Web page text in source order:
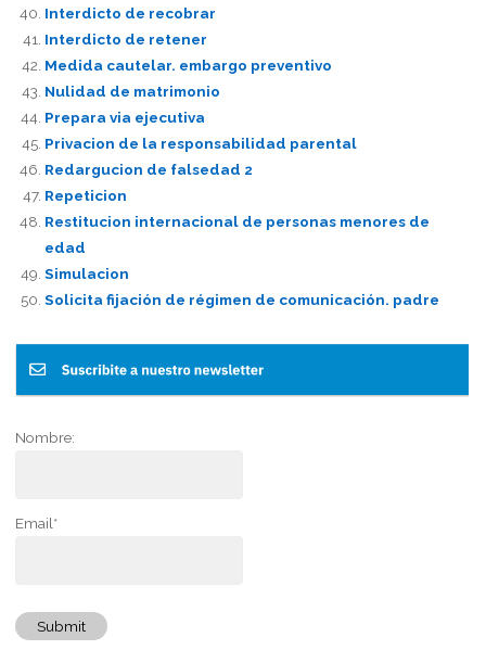
Interdicto de recobrar
Interdicto de retener
Medida cautelar. embargo preventivo
Nulidad de matrimonio
Prepara via ejecutiva
Privacion de la responsabilidad parental
Redargucion de falsedad 2
Repeticion
Restitucion internacional de personas menores de
edad
Simulacion
Solicita fijación de régimen de comunicación. padre
Nombre:
Email*
Submit